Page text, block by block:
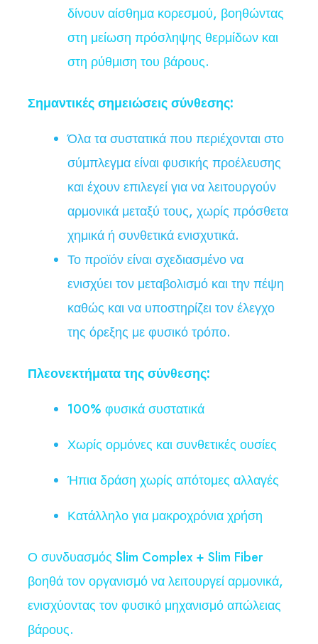
δίνουν αίσθημα κορεσμού, βοηθώντας
στη μείωση πρόσληψης θερμίδων και
στη ρύθμιση του βάρους.
Σημαντικές σημειώσεις σύνθεσης:
Όλα τα συστατικά που περιέχονται στο
σύμπλεγμα είναι φυσικής προέλευσης
και έχουν επιλεγεί για να λειτουργούν
αρμονικά μεταξύ τους, χωρίς πρόσθετα
χημικά ή συνθετικά ενισχυτικά.
Το προϊόν είναι σχεδιασμένο να
ενισχύει τον μεταβολισμό και την πέψη
καθώς και να υποστηρίζει τον έλεγχο
της όρεξης με φυσικό τρόπο.
Πλεονεκτήματα της σύνθεσης:
100% φυσικά συστατικά
Χωρίς ορμόνες και συνθετικές ουσίες
Ήπια δράση χωρίς απότομες αλλαγές
Κατάλληλο για μακροχρόνια χρήση
Ο συνδυασμός Slim Complex + Slim Fiber
βοηθά τον οργανισμό να λειτουργεί αρμονικά,
ενισχύοντας τον φυσικό μηχανισμό απώλειας
βάρους.